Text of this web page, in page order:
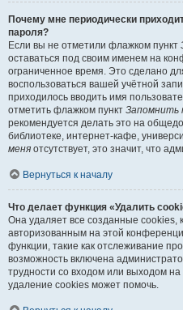
Почему мне периодически
пароля?
Если вы не отметили флажком пункт
оставаться под своим именем на
ограниченное время. Это сделано
воспользоваться вашей учётной
приходилось вводить имя
отметить флажком пункт Запомнить
рекомендуется делать это на
библиотеке, интернет-кафе,
меня отсутствует, это значит, что
Вернуться к началу
Что делает функция «Удалить
Она удаляет все созданные cookies,
авторизованным на этой
функции, такие как отслеживание
возможность включена
трудности со входом или выходом
удаление cookies может помочь.